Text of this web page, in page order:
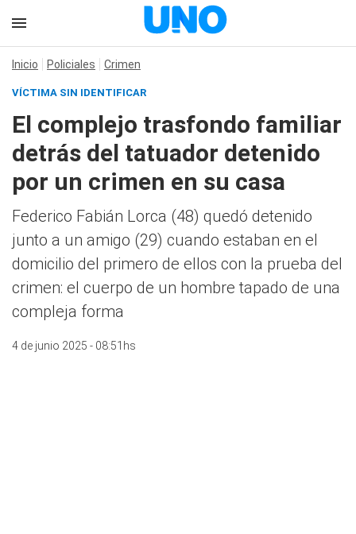
Inicio Policiales Crimen
VÍCTIMA SIN IDENTIFICAR
El complejo trasfondo familiar
detrás del tatuador detenido
por un crimen en su casa
Federico Fabián Lorca (48) quedó detenido
junto a un amigo (29) cuando estaban en el
domicilio del primero de ellos con la prueba del
crimen: el cuerpo de un hombre tapado de una
compleja forma
4 de junio 2025 - 08:51hs